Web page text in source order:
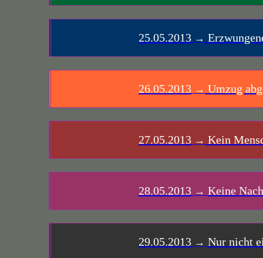
25.05.2013 →
26.05.2013 → Umzug
27.05.2013 → Kein
28.05.2013 → Keine
29.05.2013 → Nur nicht